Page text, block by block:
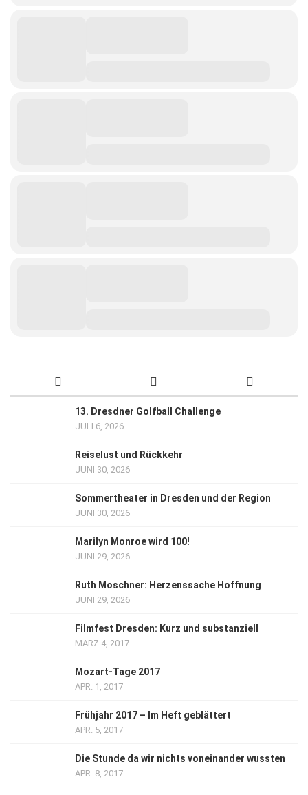
13. Dresdner Golfball Challenge
JULI 6, 2026
Reiselust und Rückkehr
JUNI 30, 2026
Sommertheater in Dresden und der Region
JUNI 30, 2026
Marilyn Monroe wird 100!
JUNI 29, 2026
Ruth Moschner: Herzenssache Hoffnung
JUNI 29, 2026
Filmfest Dresden: Kurz und substanziell
MÄRZ 4, 2017
Mozart-Tage 2017
APR. 1, 2017
Frühjahr 2017 – Im Heft geblättert
APR. 5, 2017
Die Stunde da wir nichts voneinander wussten
APR. 8, 2017